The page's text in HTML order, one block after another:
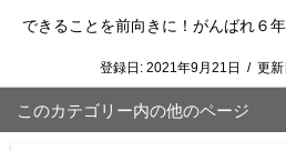
できることを前向きに！がんばれ６年
登録日: 2021年9月21日 / 更新
このカテゴリー内の他のページ